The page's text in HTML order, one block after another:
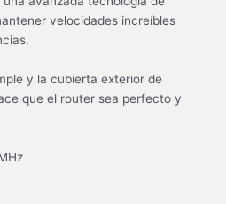
velocidades increíbles
y la cubierta exterior de
que el router sea perfecto y